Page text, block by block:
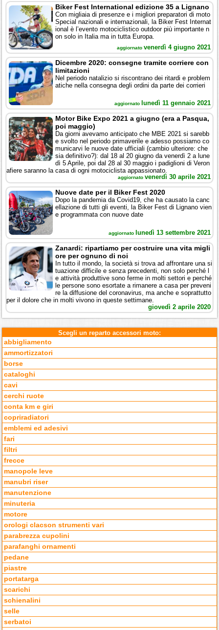
Biker Fest International edizione 35 a Lignano
Con migliaia di presenze e i migliori preparatori di moto
Special nazionali e internazionali, la Biker Fest Internat
ional è l’evento motociclistico outdoor più importante n
on solo in Italia ma in tutta Europa.
aggiornato venerdì 4 giugno 2021
Dicembre 2020: consegne tramite corriere con
limitazioni
Nel periodo natalizio si riscontrano dei ritardi e problem
atiche nella consegna degli ordini da parte dei corrieri
aggiornato lunedì 11 gennaio 2021
Motor Bike Expo 2021 a giugno (era a Pasqua,
poi maggio)
Da giorni avevamo anticipato che MBE 2021 si sarebb
e svolto nel periodo primaverile e adesso possiamo co
municarvi le nuove date ufficiali (cambio ulteriore: che
sia definitivo?): dal 18 al 20 giugno da venerdì 2 a lune
dì 5 Aprile, poi dal 28 al 30 maggio i padiglioni di Veron
afiere saranno la casa di ogni motociclista appassionato.
aggiornato venerdì 30 aprile 2021
Nuove date per il Biker Fest 2020
Dopo la pandemia da Covid19, che ha causato la canc
ellazione di tutti gli eventi, la Biker Fest di Lignano vien
e programmata con nuove date
aggiornato lunedì 13 settembre 2021
Zanardi: ripartiamo per costruire una vita migli
ore per ognuno di noi
In tutto il mondo, la società si trova ad affrontare una si
tuazione difficile e senza precedenti, non solo perché l
e attività produttive sono ferme in molti settori e perché
le persone sono esortate a rimanere a casa per preveni
re la diffusione del coronavirus, ma anche e soprattutto
per il dolore che in molti vivono in queste settimane.
giovedì 2 aprile 2020
Scegli un reparto accessori moto:
abbigliamento
ammortizzatori
borse
cataloghi
cavi
cerchi ruote
conta km e giri
copriradiatori
emblemi ed adesivi
fari
filtri
frecce
manopole leve
manubri riser
manutenzione
minuteria
motore
orologi clacson strumenti vari
parabrezza cupolini
parafanghi ornamenti
pedane
piastre
portatarga
scarichi
schienalini
selle
serbatoi